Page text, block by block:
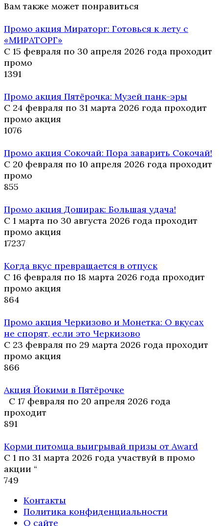
Вам также может понравиться
Промо акция Мираторг: Готовься к лету с
«МИРАТОРГ»
С 15 февраля по 30 апреля 2026 года проходит
промо
1391
Промо акция Пятёрочка: Музей панк-эры
С 24 февраля по 31 марта 2026 года проходит
промо акция
1076
Промо акция Сокочай: Пора заварить Сокочай!
С 20 февраля по 10 апреля 2026 года проходит
промо
855
Промо акция Доширак: Большая удача!
С 1 марта по 30 августа 2026 года проходит
промо акция
17237
Когда вкус превращается в отпуск
С 16 февраля по 18 марта 2026 года проходит
промо акция
864
Промо акция Черкизово и Монетка: О вкусах
не спорят, если это Черкизово
С 23 февраля по 29 марта 2026 года проходит
промо акция
866
Акция Йокими в Пятёрочке
С 17 февраля по 20 апреля 2026 года
проходит
891
Корми питомца выигрывай призы от Award
С 1 по 31 марта 2026 года участвуй в промо
акции “
749
Контакты
Политика конфиденциальности
О сайте